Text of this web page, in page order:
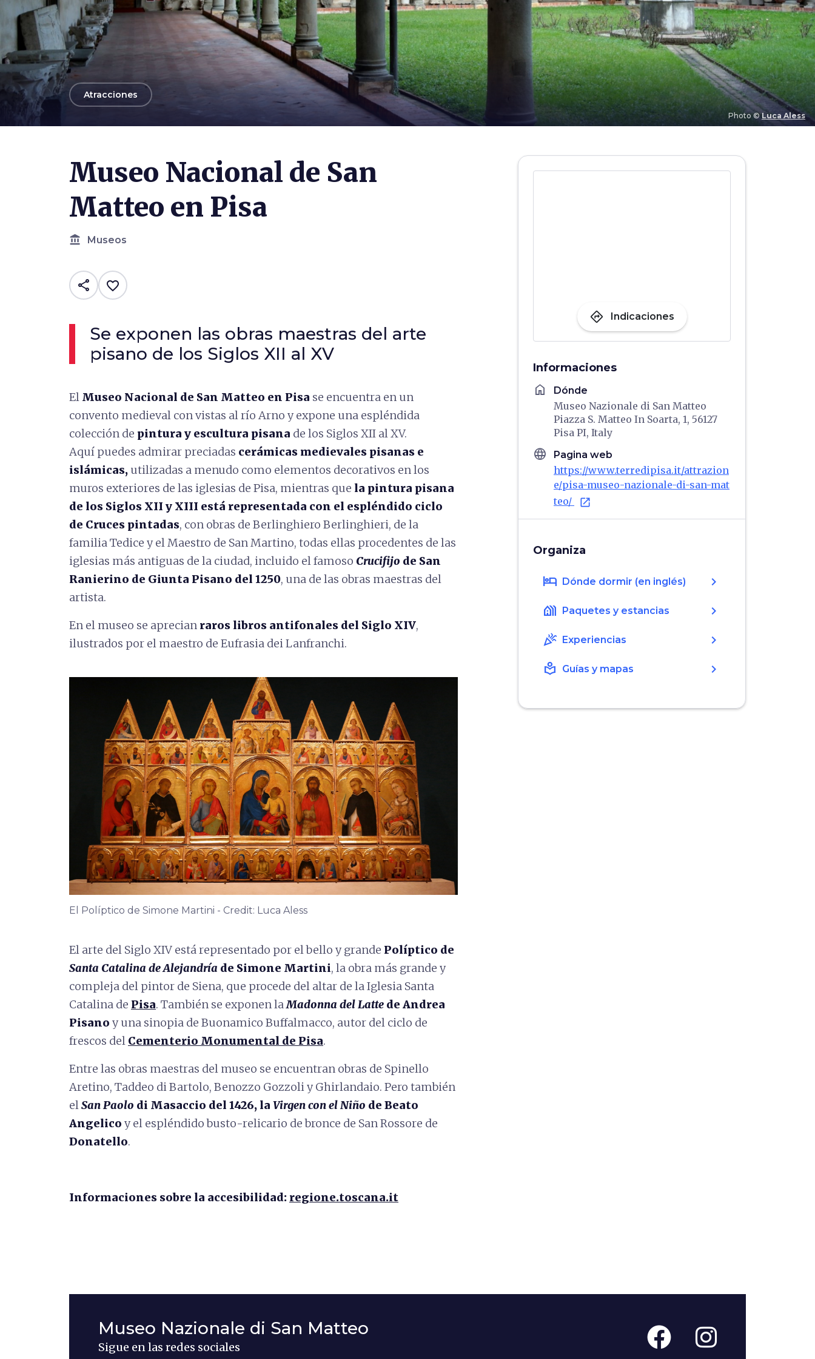
Photo © Luca Aless
arrow_back
Atracciones
Museo Nacional de San
Matteo en Pisa
account_balance Museos
share favorite_border
Se exponen las obras maestras del arte
pisano de los Siglos XII al XV
El Museo Nacional de San Matteo en Pisa se encuentra en un
convento medieval con vistas al río Arno y expone una espléndida
colección de pintura y escultura pisana de los Siglos XII al XV.
Aquí puedes admirar preciadas cerámicas medievales pisanas e
islámicas, utilizadas a menudo como elementos decorativos en los
muros exteriores de las iglesias de Pisa, mientras que la pintura pisana
de los Siglos XII y XIII está representada con el espléndido ciclo
de Cruces pintadas, con obras de Berlinghiero Berlinghieri, de la
familia Tedice y el Maestro de San Martino, todas ellas procedentes de las
iglesias más antiguas de la ciudad, incluido el famoso Crucifijo de San
Ranierino de Giunta Pisano del 1250, una de las obras maestras del
artista.
En el museo se aprecian raros libros antifonales del Siglo XIV,
ilustrados por el maestro de Eufrasia dei Lanfranchi.
El Políptico de Simone Martini - Credit: Luca Aless
El arte del Siglo XIV está representado por el bello y grande Políptico de
Santa Catalina de Alejandría de Simone Martini, la obra más grande y
compleja del pintor de Siena, que procede del altar de la Iglesia Santa
Catalina de Pisa. También se exponen laMadonna del Latte de Andrea
Pisano y una sinopia de Buonamico Buffalmacco, autor del ciclo de
frescos del Cementerio Monumental de Pisa.
Entre las obras maestras del museo se encuentran obras de Spinello
Aretino, Taddeo di Bartolo, Benozzo Gozzoli y Ghirlandaio. Pero también
elSan Paolo di Masaccio del 1426, la Virgen con el Niño de Beato
Angelico y el espléndido busto-relicario de bronce de San Rossore de
Donatello.
Informaciones sobre la accesibilidad: regione.toscana.it
directions Indicaciones
Informaciones
home Dónde
Museo Nazionale di San Matteo
Piazza S. Matteo In Soarta, 1, 56127
Pisa PI, Italy
language Pagina web
https://www.terredipisa.it/attrazion
e/pisa-museo-nazionale-di-san-mat
teo/
open_in_new
Organiza
hotel Dónde dormir (en inglés) chevron_right
holiday_village Paquetes y estancias chevron_right
celebration Experiencias chevron_right
local_library Guías y mapas chevron_right
Museo Nazionale di San Matteo
Sigue en las redes sociales